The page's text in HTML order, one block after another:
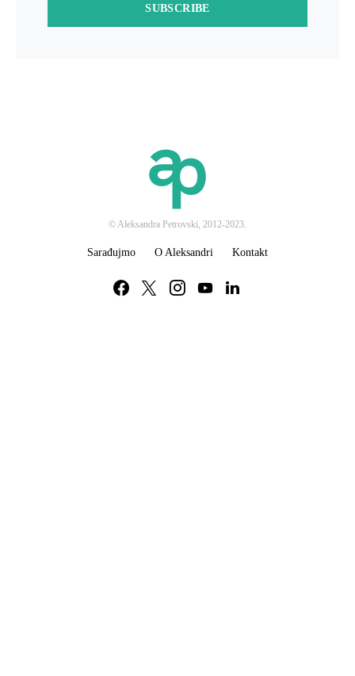
SUBSCRIBE
© Aleksandra Petrovski, 2012-2023.
Sarađujmo O Aleksandri Kontakt